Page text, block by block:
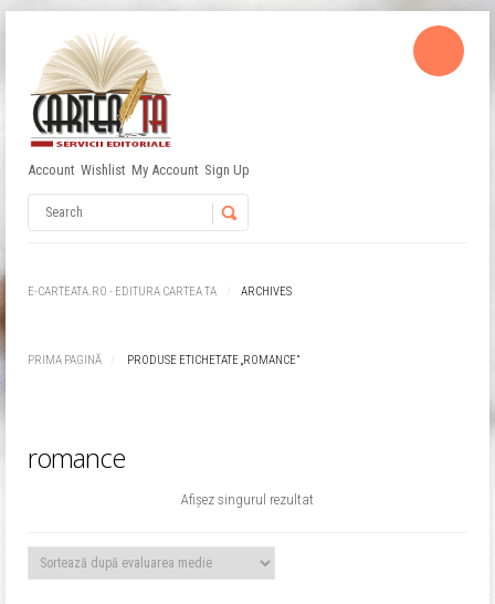
Account Wishlist My Account Sign Up
E-CARTEATA.RO - EDITURA CARTEA TA ARCHIVES
PRIMA PAGINĂ PRODUSE ETICHETATE „ROMANCE”
romance
Afișez singurul rezultat